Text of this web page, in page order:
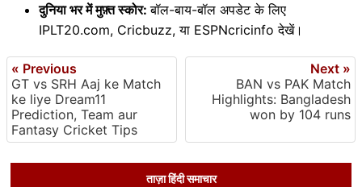
दुनिया भर में मुफ़्त स्कोर:बॉल-बाय-बॉल अपडेट के लिए
IPLT20.com, Cricbuzz, या ESPNcricinfo देखें।
« Previous
GT vs SRH Aaj ke Match
ke liye Dream11
Prediction, Team aur
Fantasy Cricket Tips
Next »
BAN vs PAK Match
Highlights: Bangladesh
won by 104 runs
ताज़ा हिंदी समाचार